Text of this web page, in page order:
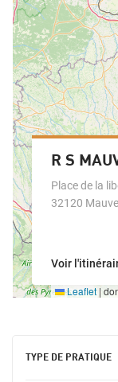
R S
Place de la
32120
Voir
Leaflet |